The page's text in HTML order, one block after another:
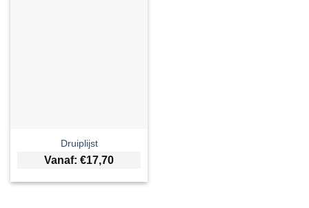
Druiplijst
Vanaf: €17,70